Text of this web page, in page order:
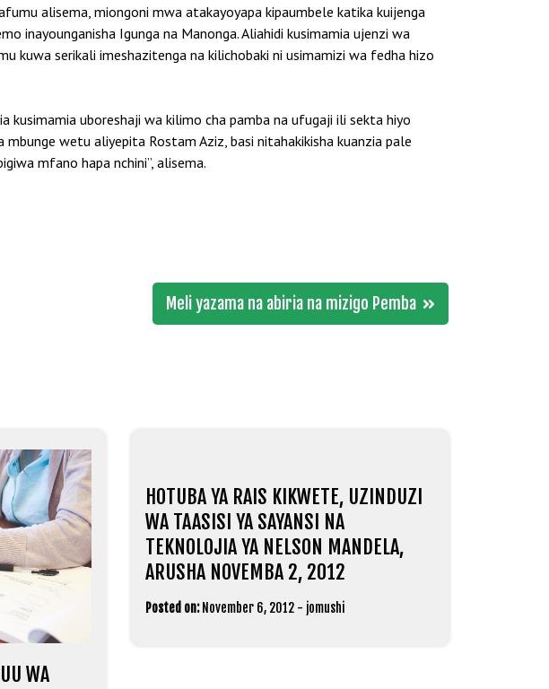
alisema, miongoni mwa atakayoyapa kipaumbele katika kuijenga
inayounganisha Igunga na Manonga. Aliahidi kusimamia ujenzi wa
kuwa serikali imeshazitenga na kilichobaki ni usimamizi wa fedha hizo
kusimamia uboreshaji wa kilimo cha pamba na ufugaji ili sekta hiyo
mbunge wetu aliyepita Rostam Aziz, basi nitahakikisha kuanzia pale
mfano hapa nchini”, alisema.
Meli yazama na abiria na mizigo Pemba
WA
HOTUBA YA RAIS KIKWETE, UZINDUZI
WA TAASISI YA SAYANSI NA
TEKNOLOJIA YA NELSON MANDELA,
ARUSHA NOVEMBA 2, 2012
Posted on: November 6, 2012- jomushi